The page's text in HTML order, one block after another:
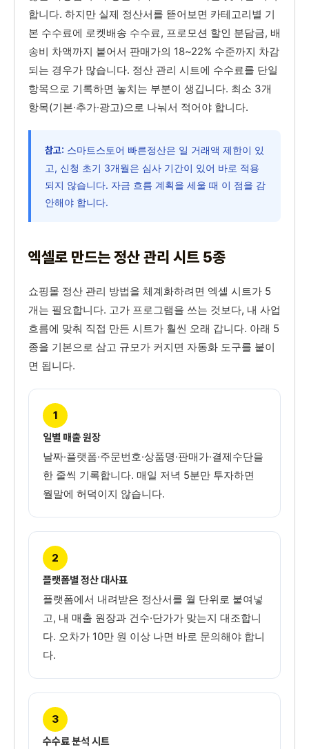
합니다. 하지만 실제 정산서를 뜯어보면 카테고리별 기
본 수수료에 로켓배송 수수료, 프로모션 할인 분담금, 배
송비 차액까지 붙어서 판매가의 18~22% 수준까지 차감
되는 경우가 많습니다. 정산 관리 시트에 수수료를 단일
항목으로 기록하면 놓치는 부분이 생깁니다. 최소 3개
항목(기본·추가·광고)으로 나눠서 적어야 합니다.
참고: 스마트스토어 빠른정산은 일 거래액 제한이 있
고, 신청 초기 3개월은 심사 기간이 있어 바로 적용
되지 않습니다. 자금 흐름 계획을 세울 때 이 점을 감
안해야 합니다.
엑셀로 만드는 정산 관리 시트 5종
쇼핑몰 정산 관리 방법을 체계화하려면 엑셀 시트가 5
개는 필요합니다. 고가 프로그램을 쓰는 것보다, 내 사업
흐름에 맞춰 직접 만든 시트가 훨씬 오래 갑니다. 아래 5
종을 기본으로 삼고 규모가 커지면 자동화 도구를 붙이
면 됩니다.
1
일별 매출 원장
날짜·플랫폼·주문번호·상품명·판매가·결제수단을
한 줄씩 기록합니다. 매일 저녁 5분만 투자하면
월말에 허덕이지 않습니다.
2
플랫폼별 정산 대사표
플랫폼에서 내려받은 정산서를 월 단위로 붙여넣
고, 내 매출 원장과 건수·단가가 맞는지 대조합니
다. 오차가 10만 원 이상 나면 바로 문의해야 합니
다.
3
수수료 분석 시트